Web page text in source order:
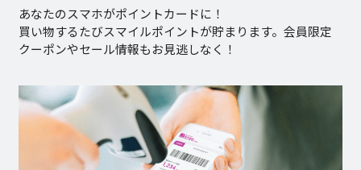
あなたのスマホがポイントカードに！
買い物するたびスマイルポイントが貯まります。会員限定
クーポンやセール情報もお見逃しなく！